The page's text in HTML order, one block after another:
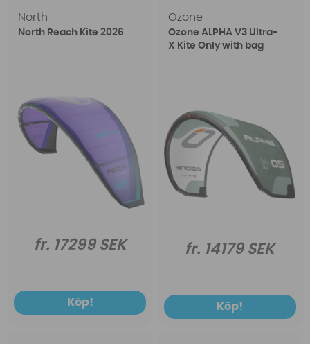
North
North Reach Kite 2026
fr. 17299 SEK
Köp!
Ozone
Ozone ALPHA V3 Ultra-
X Kite Only with bag
fr. 14179 SEK
Köp!